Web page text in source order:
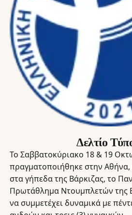
Informations
Ανασκόπηση
Επικοινωνία
Login
Δελτίο
Το Σαββατοκύριακο 18 & 19
πραγματοποιήθηκε στην Αθήνα,
στα γήπεδα της Βάρκιζας, το
Πρωτάθλημα Ντουμπλετών της
να συμμετέχει δυναμικά με